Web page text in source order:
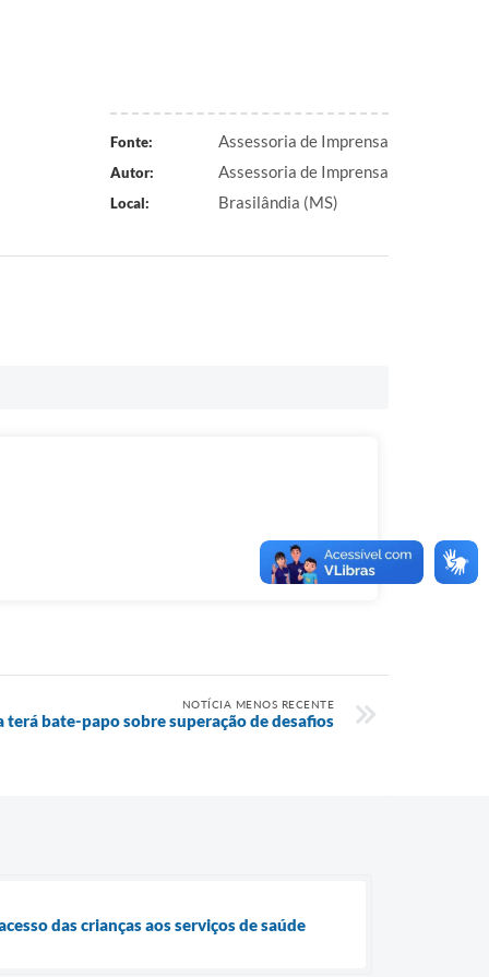
Fonte: Assessoria de Imprensa
Autor: Assessoria de Imprensa
Local: Brasilândia (MS)
NOTÍCIA MENOS RECENTE
terá bate-papo sobre superação de desafios
das crianças aos serviços de saúde